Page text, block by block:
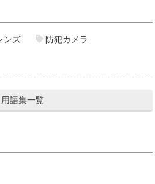
ンズ 防犯カメラ
用語集一覧